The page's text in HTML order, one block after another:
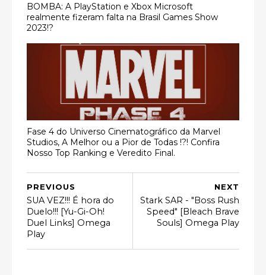
BOMBA: A PlayStation e Xbox Microsoft
realmente fizeram falta na Brasil Games Show
2023!?
Fase 4 do Universo Cinematográfico da Marvel
Studios, A Melhor ou a Pior de Todas !?! Confira
Nosso Top Ranking e Veredito Final.
NEXT
Stark SAR - "Boss Rush
Speed" [Bleach Brave
Souls] Omega Play
PREVIOUS
SUA VEZ!!! É hora do
Duelo!!! [Yu-Gi-Oh!
Duel Links] Omega
Play